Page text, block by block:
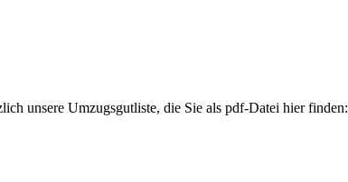
unsere Umzugsgutliste, die Sie als pdf-Datei hier finden: